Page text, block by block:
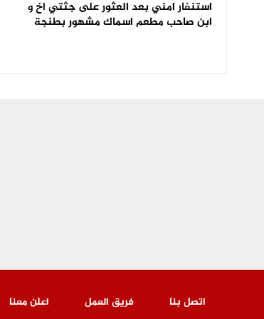
استنفار امني بعد العثور على جثتي اخ و
ابن صاحب مطعم اسماك مشهور بطنجة
اتصل بنا فريق العمل اعلن معنا